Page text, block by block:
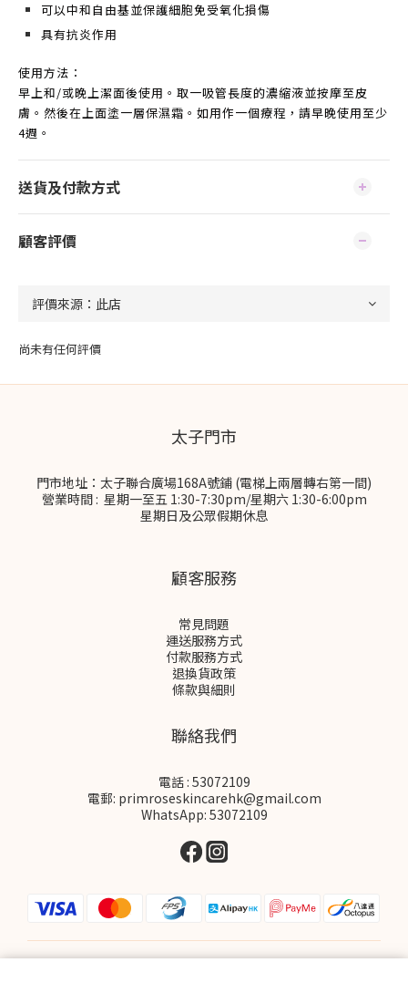
可以中和自由基並保護細胞免受氧化損傷
具有抗炎作用
使用方法：
早上和/或晚上潔面後使用。取一吸管長度的濃縮液並按摩至皮
膚。然後在上面塗一層保濕霜。如用作一個療程，請早晚使用至少
4週 。
送貨及付款方式
顧客評價
尚未有任何評價
太子門市
門市地址：太子聯合廣場168A號鋪 (電梯上兩層轉右第一間)
營業時間 : 星期一至五 1:30-7:30pm/星期六 1:30-6:00pm
星期日及公眾假期休息
顧客服務
常見問題
運送服務方式
付款服務方式
退換貨政策
條款與細則
聯絡我們
電話 : 53072109
電郵: primroseskincarehk@gmail.com
WhatsApp: 53072109